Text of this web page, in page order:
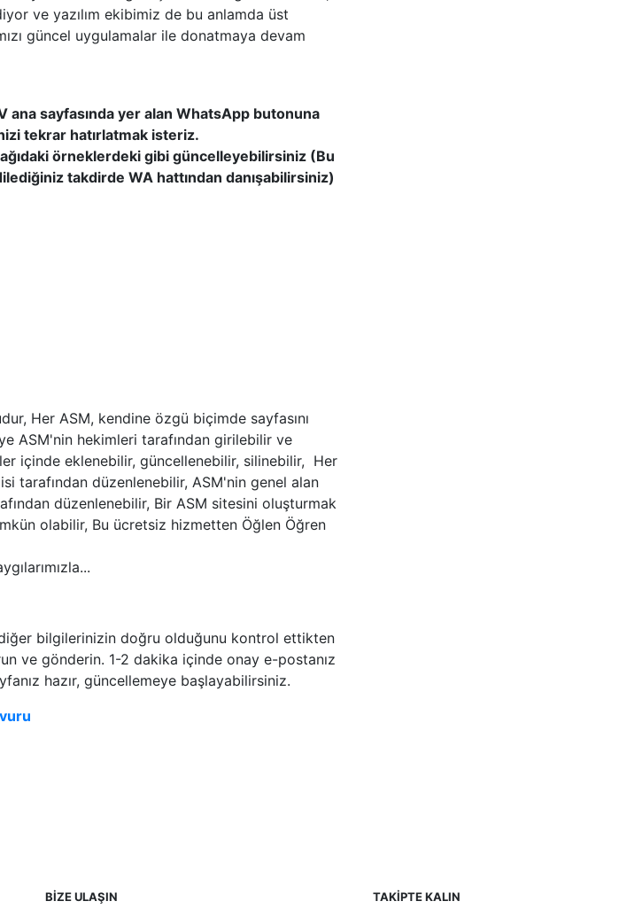
ve yazılım ekibimiz de bu anlamda üst
güncel uygulamalar ile donatmaya devam
ana sayfasında yer alan WhatsApp butonuna
tekrar hatırlatmak isteriz.
örneklerdeki gibi güncelleyebilirsiniz (Bu
takdirde WA hattından danışabilirsiniz)
Her ASM, kendine özgü biçimde sayfasını
ASM'nin hekimleri tarafından girilebilir ve
içinde eklenebilir, güncellenebilir, silinebilir, Her
tarafından düzenlenebilir, ASM'nin genel alan
düzenlenebilir, Bir ASM sitesini oluşturmak
olabilir, Bu ücretsiz hizmetten Öğlen Öğren
bilgilerinizin doğru olduğunu kontrol ettikten
ve gönderin. 1-2 dakika içinde onay e-postanız
hazır, güncellemeye başlayabilirsiniz.
BİZE ULAŞIN TAKİPTE KALIN